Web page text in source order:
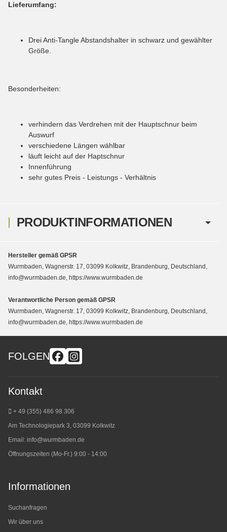
PRODUKTINFORMATIONEN
Lieferumfang:
Drei Anti-Tangle Abstandshalter in schwarz und gewählter
Größe.
Besonderheiten:
verhindern das Verdrehen mit der Hauptschnur beim
Auswurf
verschiedene Längen wählbar
läuft leicht auf der Haptschnur
Innenführung
sehr gutes Preis - Leistungs - Verhältnis
Hersteller gemäß GPSR
Wurmbaden, Wagnerstr. 17, 03099 Kolkwitz, Brandenburg, Deutschland,
info@wurmbaden.de, https://www.wurmbaden.de
Verantwortliche Person gemäß GPSR
Wurmbaden, Wagnerstr. 17, 03099 Kolkwitz, Brandenburg, Deutschland,
info@wurmbaden.de, https://www.wurmbaden.de
FOLGEN
Kontakt
+ 49 (355) 486 98 306
Am Technologiepark 3, 03099 Kolkwitz
Email: info@wurmbaden.de
Öffnungszeiten (Mo-Fr.) 9:00 - 14:00
Informationen
Suchanfragen
Wir über uns